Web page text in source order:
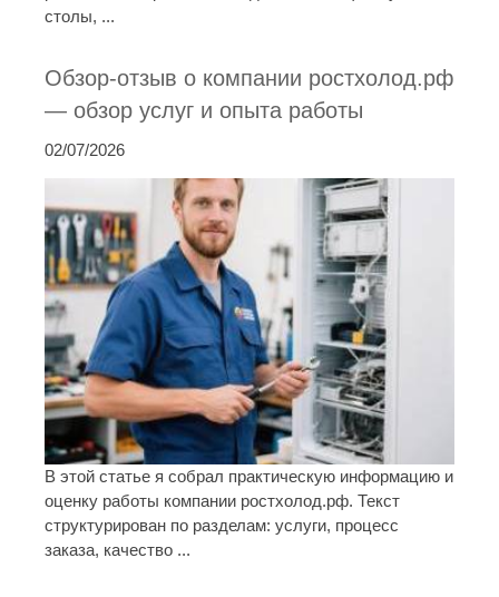
столы, ...
Обзор-отзыв о компании ростхолод.рф
— обзор услуг и опыта работы
02/07/2026
В этой статье я собрал практическую информацию и
оценку работы компании ростхолод.рф. Текст
структурирован по разделам: услуги, процесс
заказа, качество ...